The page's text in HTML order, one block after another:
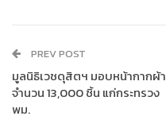
PREV POST
มูลนิธิเวชดุสิตฯ มอบหน้ากากผ้า
จำนวน 13,000 ชิ้น แก่กระทรวง
พม.